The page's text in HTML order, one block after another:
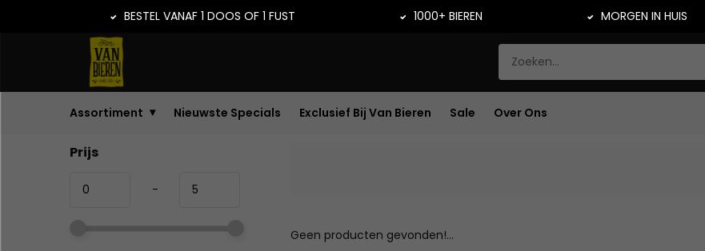
BESTEL VANAF 1 DOOS OF 1 FUST 1000+ BIEREN MORGEN IN HUIS
Assortiment Nieuwste Specials Exclusief Bij Van Bieren Sale Over Ons
Prijs
-
Geen producten gevonden!...